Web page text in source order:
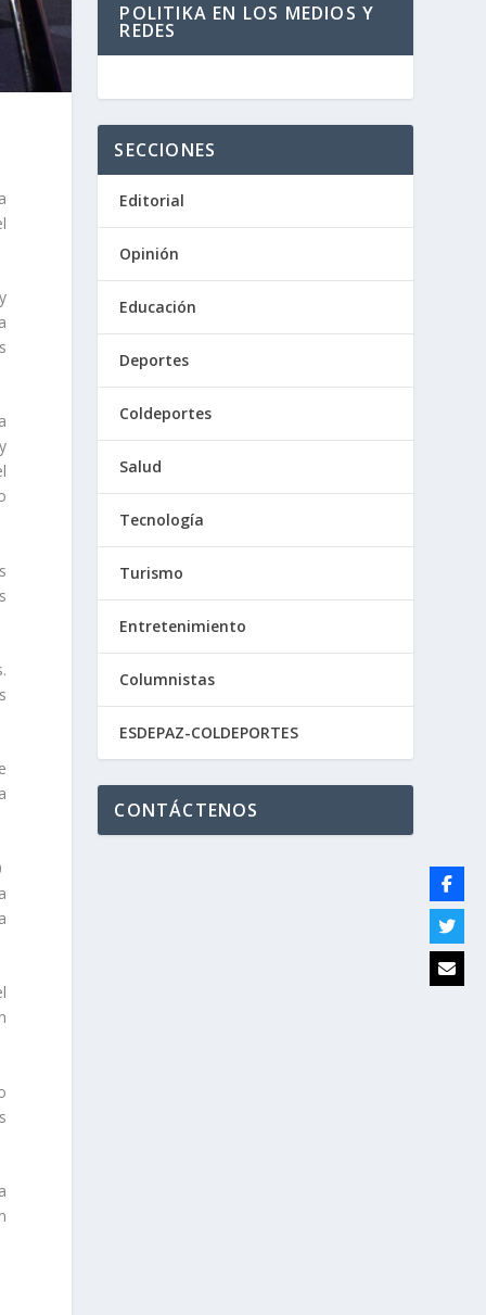
POLITIKA EN LOS MEDIOS Y
REDES
SECCIONES
Editorial
Opinión
Educación
Deportes
Coldeportes
Salud
Tecnología
Turismo
Entretenimiento
Columnistas
ESDEPAZ-COLDEPORTES
CONTÁCTENOS